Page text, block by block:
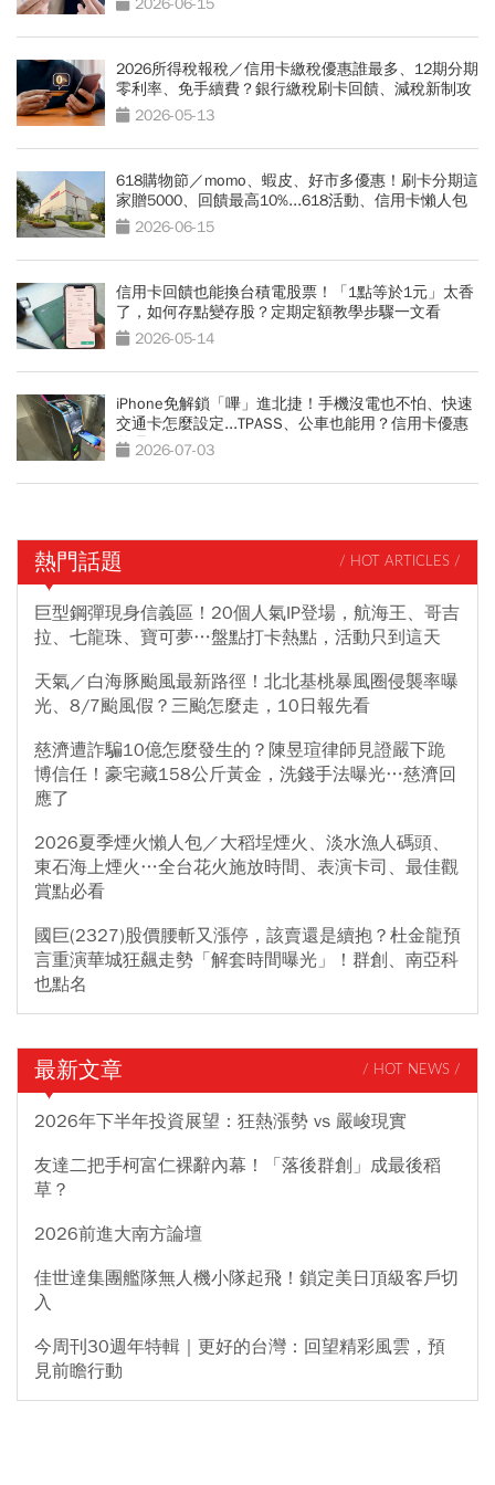
2026所得稅報稅／信用卡繳稅優惠誰最多、12期分期
零利率、免手續費？銀行繳稅刷卡回饋、減稅新制攻
略 2026-05-13
618購物節／momo、蝦皮、好市多優惠！刷卡分期這
家贈5000、回饋最高10%...618活動、信用卡懶人包
2026-06-15
信用卡回饋也能換台積電股票！「1點等於1元」太香
了，如何存點變存股？定期定額教學步驟一文看
2026-05-14
iPhone免解鎖「嗶」進北捷！手機沒電也不怕、快速
交通卡怎麼設定...TPASS、公車也能用？信用卡優惠
整理2026-07-03
熱門話題 / HOT ARTICLES /
巨型鋼彈現身信義區！20個人氣IP登場，航海王、哥吉
拉、七龍珠、寶可夢…盤點打卡熱點，活動只到這天
天氣／白海豚颱風最新路徑！北北基桃暴風圈侵襲率曝
光、8/7颱風假？三颱怎麼走，10日報先看
慈濟遭詐騙10億怎麼發生的？陳昱瑄律師見證嚴下跪
博信任！豪宅藏158公斤黃金，洗錢手法曝光…慈濟回
應了
2026夏季煙火懶人包／大稻埕煙火、淡水漁人碼頭、
東石海上煙火…全台花火施放時間、表演卡司、最佳觀
賞點必看
國巨(2327)股價腰斬又漲停，該賣還是續抱？杜金龍預
言重演華城狂飆走勢「解套時間曝光」！群創、南亞科
也點名
最新文章 / HOT NEWS /
2026年下半年投資展望：狂熱漲勢 vs 嚴峻現實
友達二把手柯富仁裸辭內幕！「落後群創」成最後稻
草？
2026前進大南方論壇
佳世達集團艦隊無人機小隊起飛！鎖定美日頂級客戶切
入
今周刊30週年特輯｜更好的台灣：回望精彩風雲，預
見前瞻行動